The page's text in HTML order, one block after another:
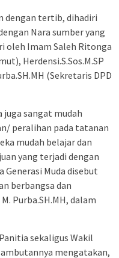
dengan tertib, dihadiri
Nara sumber yang
oleh Imam Saleh Ritonga
Herdensi.S.Sos.M.SP
(Sekretaris DPD
juga sangat mudah
peralihan pada tatanan
mudah belajar dan
yang terjadi dengan
Muda disebut
berbangsa dan
Purba.SH.MH, dalam
sekaligus Wakil
mengatakan,